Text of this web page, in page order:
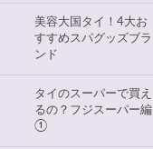
美容大国タイ！4大お
すすめスパグッズブラ
ンド
タイのスーパーで買え
るの？フジスーパー編
①